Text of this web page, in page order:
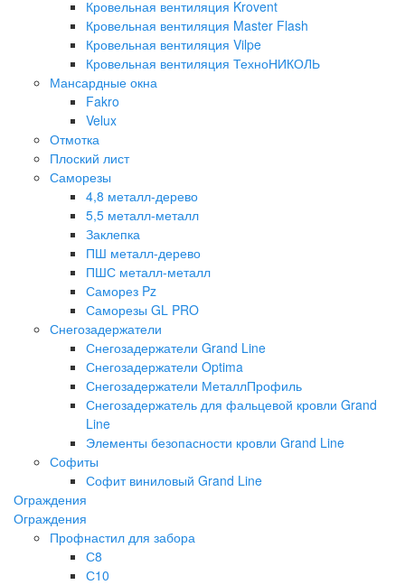
Кровельная вентиляция Krovent
Кровельная вентиляция Master Flash
Кровельная вентиляция Vilpe
Кровельная вентиляция ТехноНИКОЛЬ
Мансардные окна
Fakro
Velux
Отмотка
Плоский лист
Саморезы
4,8 металл-дерево
5,5 металл-металл
Заклепка
ПШ металл-дерево
ПШС металл-металл
Саморез Pz
Саморезы GL PRO
Снегозадержатели
Снегозадержатели Grand Line
Снегозадержатели Optima
Снегозадержатели МеталлПрофиль
Снегозадержатель для фальцевой кровли Grand
Line
Элементы безопасности кровли Grand Line
Софиты
Софит виниловый Grand Line
Ограждения
Ограждения
Профнастил для забора
С8
С10